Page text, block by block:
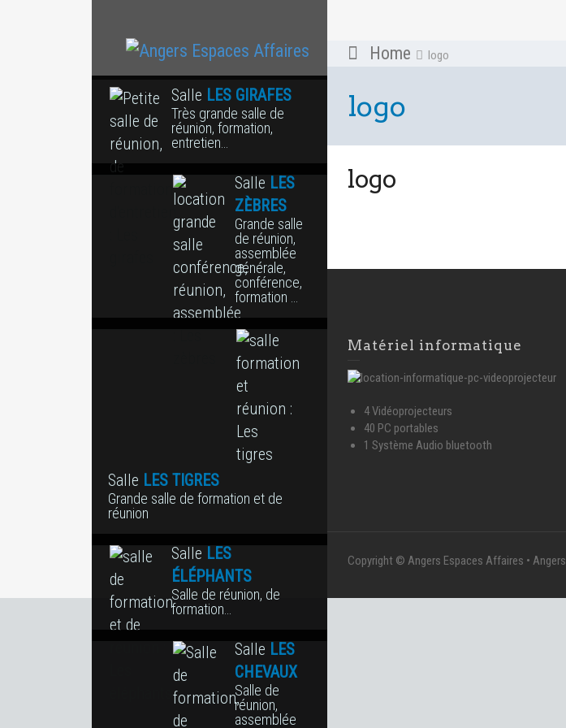
Salle LES GIRAFES
Très grande salle de
réunion, formation,
entretien…
Salle LES
ZÈBRES
Grande salle
de réunion,
assemblée
générale,
conférence,
formation …
Salle LES TIGRES
Grande salle de formation et de
réunion
Salle LES
ÉLÉPHANTS
Salle de réunion, de
formation…
Salle LES
CHEVAUX
Salle de
réunion,
assemblée
Home logo
logo
logo
Matériel informatique
4 Vidéoprojecteurs
40 PC portables
1 Système Audio bluetooth
Copyright © Angers Espaces Affaires • Angers